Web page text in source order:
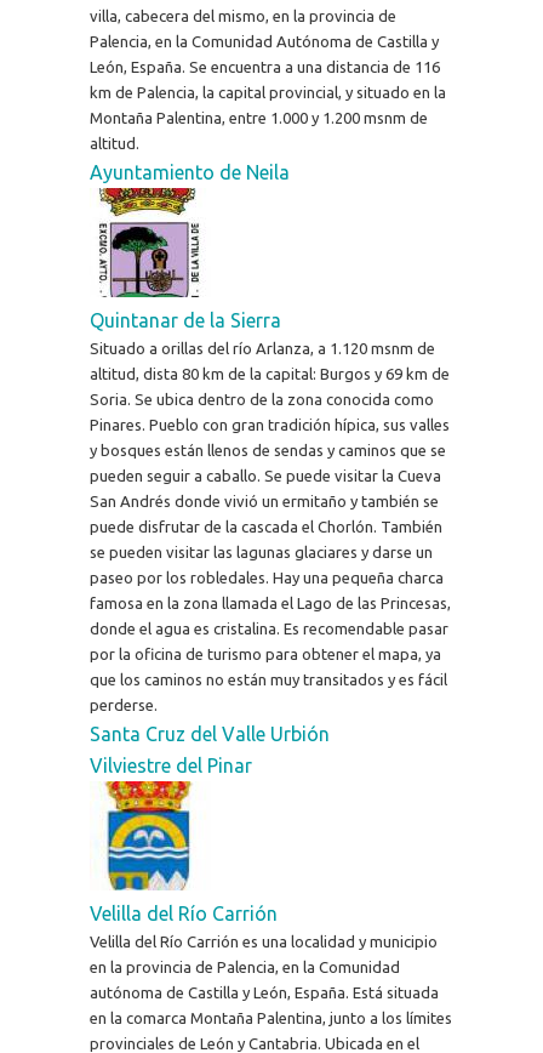
villa, cabecera del mismo, en la provincia de
Palencia, en la Comunidad Autónoma de Castilla y
León, España. Se encuentra a una distancia de 116
km de Palencia, la capital provincial, y situado en la
Montaña Palentina, entre 1.000 y 1.200 msnm de
altitud.
Ayuntamiento de Neila
Quintanar de la Sierra
Situado a orillas del río Arlanza, a 1.120 msnm de
altitud, dista 80 km de la capital: Burgos y 69 km de
Soria. Se ubica dentro de la zona conocida como
Pinares. Pueblo con gran tradición hípica, sus valles
y bosques están llenos de sendas y caminos que se
pueden seguir a caballo. Se puede visitar la Cueva
San Andrés donde vivió un ermitaño y también se
puede disfrutar de la cascada el Chorlón. También
se pueden visitar las lagunas glaciares y darse un
paseo por los robledales. Hay una pequeña charca
famosa en la zona llamada el Lago de las Princesas,
donde el agua es cristalina. Es recomendable pasar
por la oficina de turismo para obtener el mapa, ya
que los caminos no están muy transitados y es fácil
perderse.
Santa Cruz del Valle Urbión
Vilviestre del Pinar
Velilla del Río Carrión
Velilla del Río Carrión es una localidad y municipio
en la provincia de Palencia, en la Comunidad
autónoma de Castilla y León, España. Está situada
en la comarca Montaña Palentina, junto a los límites
provinciales de León y Cantabria. Ubicada en el